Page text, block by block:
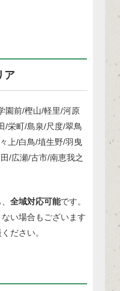
ア
園前/樫山/軽里/河原
/栄町/島泉/尺度/翠鳥
上/白鳥/埴生野/羽曳
/広瀬/古市/南恵我之
全域対応可能です。
い場合もございます
ださい。